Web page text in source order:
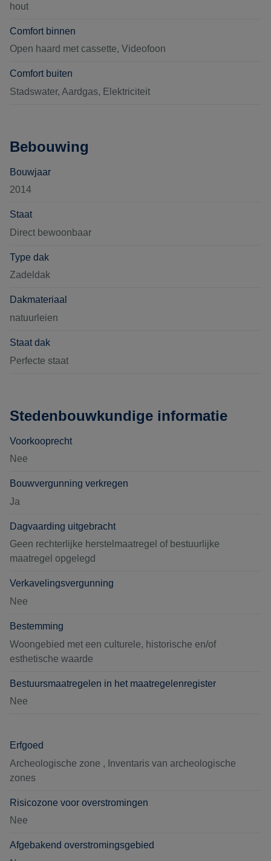
hout
Comfort binnen
Open haard met cassette, Videofoon
Comfort buiten
Stadswater, Aardgas, Elektriciteit
Bebouwing
Bouwjaar
2014
Staat
Direct bewoonbaar
Type dak
Zadeldak
Dakmateriaal
natuurleien
Staat dak
Perfecte staat
Stedenbouwkundige informatie
Voorkooprecht
Nee
Bouwvergunning verkregen
Ja
Dagvaarding uitgebracht
Geen rechterlijke herstelmaatregel of bestuurlijke
maatregel opgelegd
Verkavelingsvergunning
Nee
Bestemming
Woongebied met een culturele, historische en/of
esthetische waarde
Bestuursmaatregelen in het maatregelenregister
Nee
Erfgoed
Archeologische zone , Inventaris van archeologische
zones
Risicozone voor overstromingen
Nee
Afgebakend overstromingsgebied